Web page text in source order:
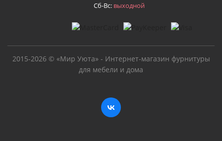
Сб-Вс: выходной
2015-2026 © «Мир Уюта» - Интернет-магазин фурнитуры
для мебели и дома